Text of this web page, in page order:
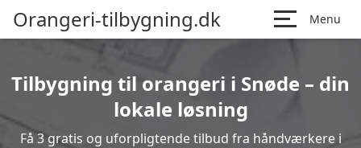
Orangeri-tilbygning.dk Menu
Tilbygning til orangeri i Snøde – din
lokale løsning
Få 3 gratis og uforpligtende tilbud fra håndværkere i